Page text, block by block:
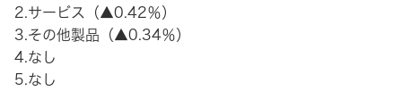
2.サービス（▲0.42％）
3.その他製品（▲0.34％）
4.なし
5.なし